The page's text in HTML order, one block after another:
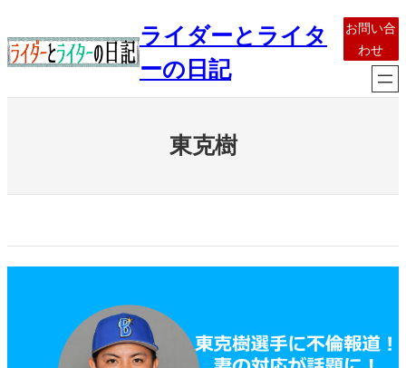
容
を
ライダーとライタ
ーの日記
お問い合
わせ
東克樹